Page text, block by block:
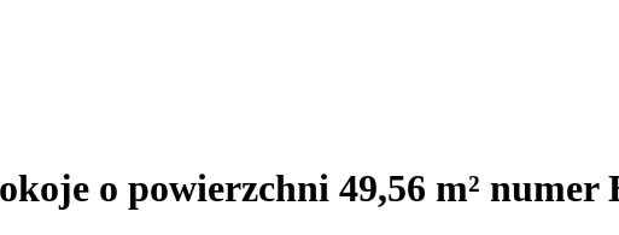
o powierzchni 49,56 m² numer